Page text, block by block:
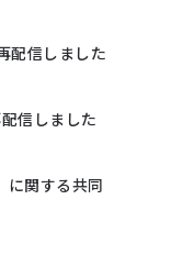
配信しました
信しました
に関する共同